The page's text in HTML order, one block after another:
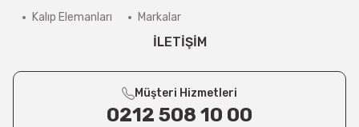
Kalıp Elemanları Markalar
İLETİŞİM
Müşteri Hizmetleri
0212 508 10 00